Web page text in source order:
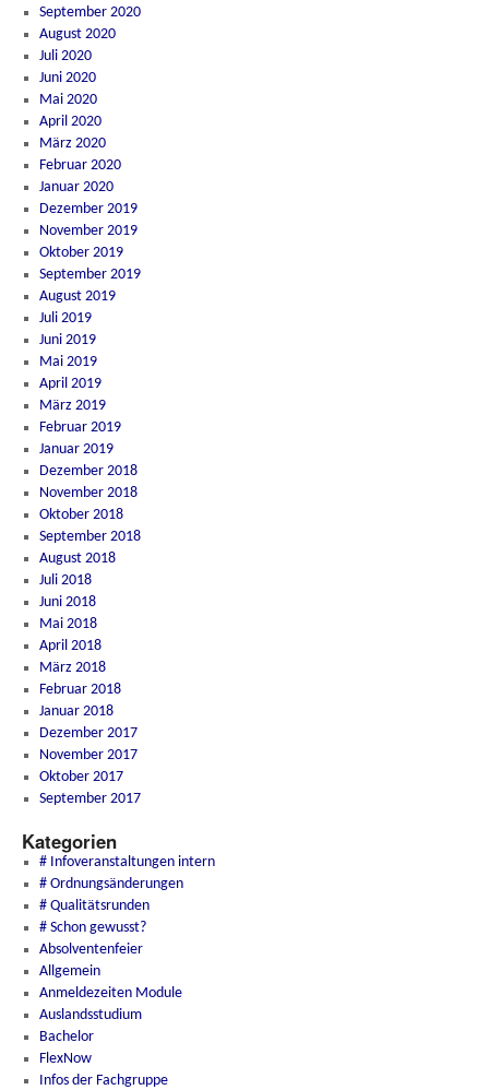
September 2020
August 2020
Juli 2020
Juni 2020
Mai 2020
April 2020
März 2020
Februar 2020
Januar 2020
Dezember 2019
November 2019
Oktober 2019
September 2019
August 2019
Juli 2019
Juni 2019
Mai 2019
April 2019
März 2019
Februar 2019
Januar 2019
Dezember 2018
November 2018
Oktober 2018
September 2018
August 2018
Juli 2018
Juni 2018
Mai 2018
April 2018
März 2018
Februar 2018
Januar 2018
Dezember 2017
November 2017
Oktober 2017
September 2017
Kategorien
# Infoveranstaltungen intern
# Ordnungsänderungen
# Qualitätsrunden
# Schon gewusst?
Absolventenfeier
Allgemein
Anmeldezeiten Module
Auslandsstudium
Bachelor
FlexNow
Infos der Fachgruppe